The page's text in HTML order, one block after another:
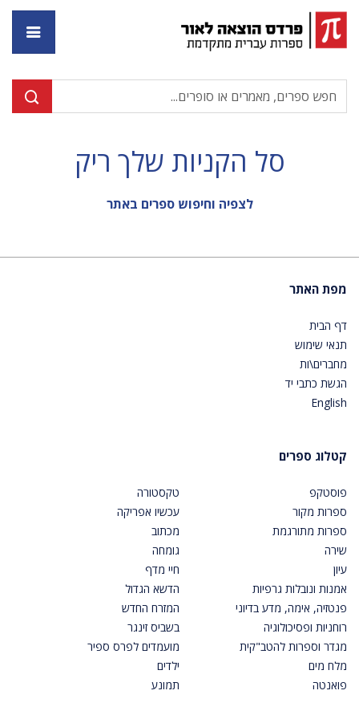
סל הקניות שלך ריק
לצפיה וחיפוש ספרים באתר
מפת האתר
דף הבית
תנאי שימוש
מחברים\ות
הגשת כתבי יד
English
קטלוג ספרים
פוסטקפ
ספרות מקור
ספרות מתורגמת
שירה
עיון
אמנות ונובלות גרפיות
פנטזיה, אימה, מדע בדיוני
רוחניות ופסיכולוגיה
מגדר וספרות להטב"קית
מלח מים
פואנטה
טקסטורה
עכשיו אפריקה
מכתוב
גומחה
חיי מדף
הדשא הגדול
המזרח החדש
בשביס זינגר
מועמדים לפרס ספיר
ילדים
תמונע